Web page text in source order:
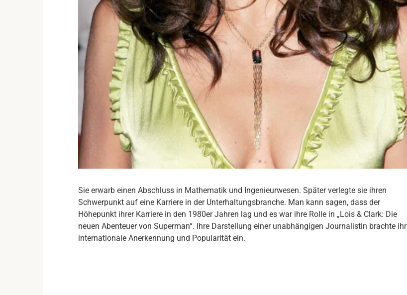
Sie erwarb einen Abschluss in Mathematik und Ingenieurwesen. Später verlegte sie ihren
Schwerpunkt auf eine Karriere in der Unterhaltungsbranche. Man kann sagen, dass der
Höhepunkt ihrer Karriere in den 1980er Jahren lag und es war ihre Rolle in „Lois & Clark: Die
neuen Abenteuer von Superman“. Ihre Darstellung einer unabhängigen Journalistin brachte ihr
internationale Anerkennung und Popularität ein.